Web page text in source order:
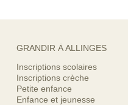
GRANDIR À ALLINGES
Inscriptions scolaires
Inscriptions crèche
Petite enfance
Enfance et jeunesse